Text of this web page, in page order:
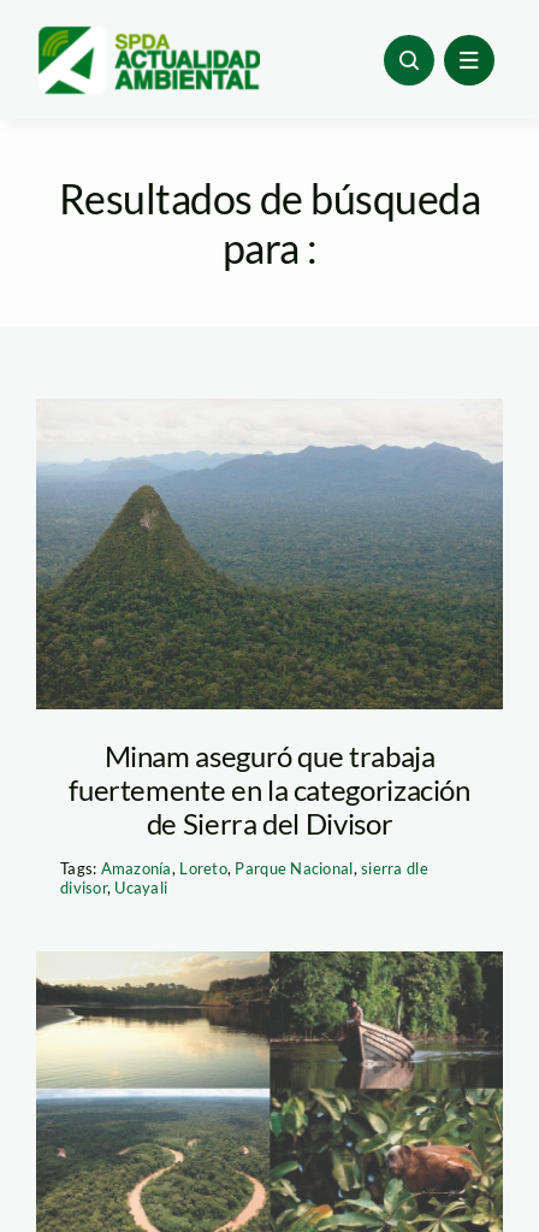
content
Resultados de búsqueda
para :
sierra_divisor_tm
Minam aseguró que trabaja
fuertemente en la categorización
de Sierra del Divisor
Tags: Amazonía, Loreto, Parque Nacional,sierra dle
divisor, Ucayali
carbono y ANP_SPDA